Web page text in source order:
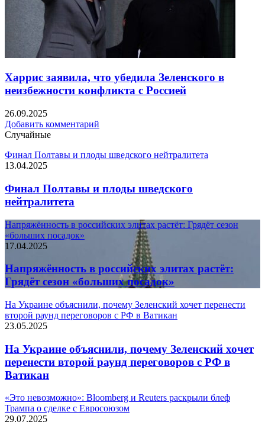
Харрис заявила, что убедила Зеленского в
неизбежности конфликта с Россией
26.09.2025
Добавить комментарий
Случайные
Финал Полтавы и плоды шведского нейтралитета
13.04.2025
Финал Полтавы и плоды шведского
нейтралитета
Напряжённость в российских элитах растёт: Грядёт сезон
«больших посадок»
17.04.2025
Напряжённость в российских элитах растёт:
Грядёт сезон «больших посадок»
На Украине объяснили, почему Зеленский хочет перенести
второй раунд переговоров с РФ в Ватикан
23.05.2025
На Украине объяснили, почему Зеленский хочет
перенести второй раунд переговоров с РФ в
Ватикан
«Это невозможно»: Bloomberg и Reuters раскрыли блеф
Трампа о сделке с Евросоюзом
29.07.2025